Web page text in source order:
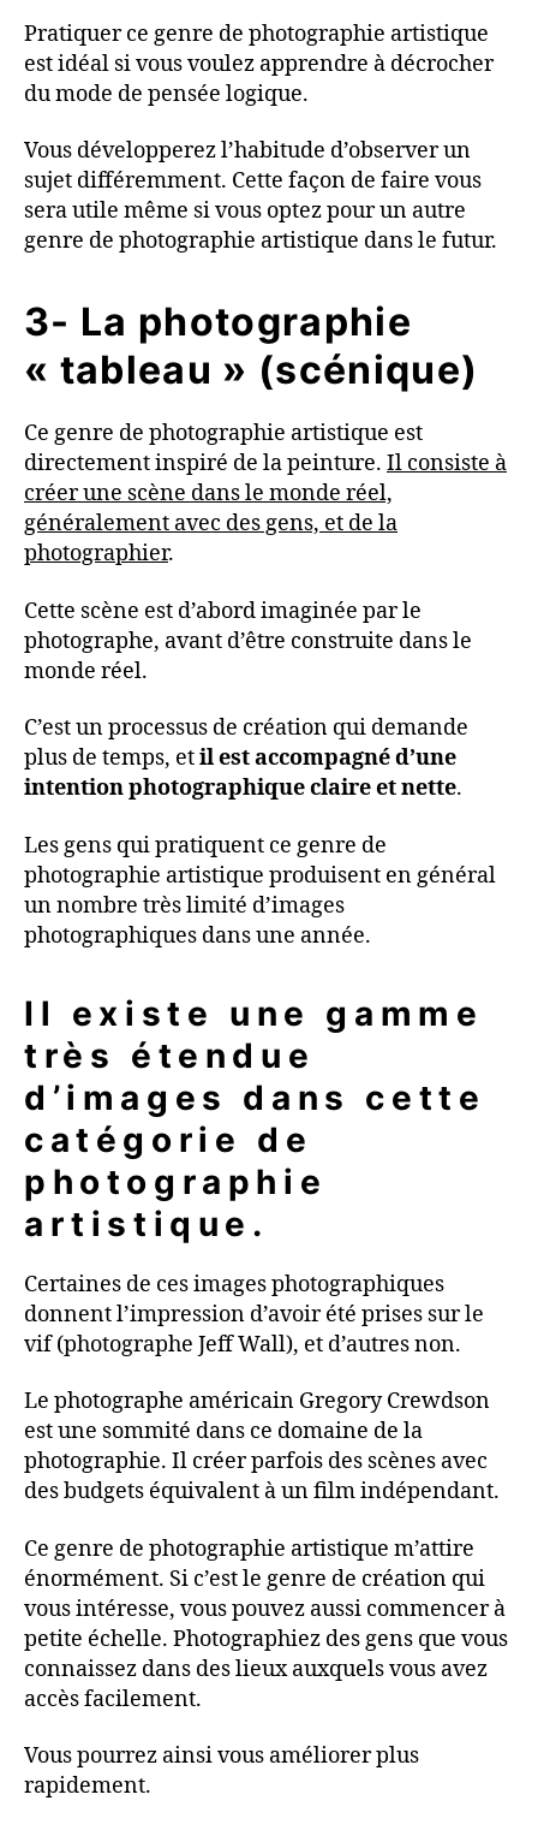
Pratiquer ce genre de photographie artistique
est idéal si vous voulez apprendre à décrocher
du mode de pensée logique.
Vous développerez l’habitude d’observer un
sujet différemment. Cette façon de faire vous
sera utile même si vous optez pour un autre
genre de photographie artistique dans le futur.
3- La photographie
« tableau » (scénique)
Ce genre de photographie artistique est
directement inspiré de la peinture. Il consiste à
créer une scène dans le monde réel,
généralement avec des gens, et de la
photographier.
Cette scène est d’abord imaginée par le
photographe, avant d’être construite dans le
monde réel.
C’est un processus de création qui demande
plus de temps, etil est accompagné d’une
intention photographique claire et nette.
Les gens qui pratiquent ce genre de
photographie artistique produisent en général
un nombre très limité d’images
photographiques dans une année.
Il existe une gamme
très étendue
d’images dans cette
catégorie de
photographie
artistique.
Certaines de ces images photographiques
donnent l’impression d’avoir été prises sur le
vif (photographe Jeff Wall), et d’autres non.
Le photographe américain Gregory Crewdson
est une sommité dans ce domaine de la
photographie. Il créer parfois des scènes avec
des budgets équivalent à un film indépendant.
Ce genre de photographie artistique m’attire
énormément. Si c’est le genre de création qui
vous intéresse, vous pouvez aussi commencer à
petite échelle. Photographiez des gens que vous
connaissez dans des lieux auxquels vous avez
accès facilement.
Vous pourrez ainsi vous améliorer plus
rapidement.